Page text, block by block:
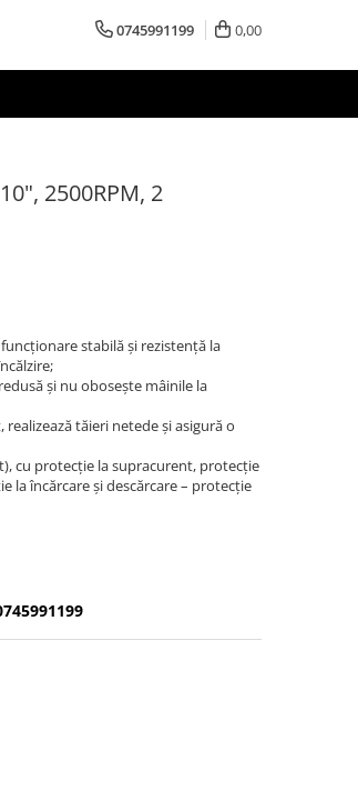
0745991199 0,00
2500RPM, 2
stabilă și rezistență la
și nu obosește mâinile la
tăieri netede și asigură o
cu protecție la supracurent, protecție
la încărcare și descărcare – protecție